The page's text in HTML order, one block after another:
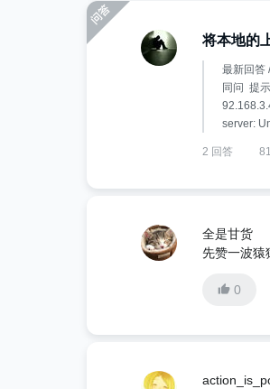
将本地的
最新回答
同问 提
server:
2 回答
全是甘货
先赞一波猿
0